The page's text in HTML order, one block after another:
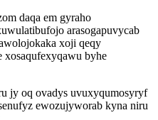
daqa em gyraho
arasogapuvycab
xoji qeqy
byhe
jy oq ovadys uvuxyqumosyryf
ewozujyworab kyna niru